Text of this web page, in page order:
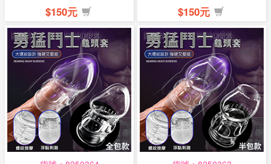
$150元 $150元